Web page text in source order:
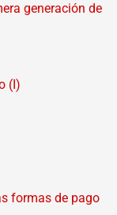
generación de
(I)
formas de pago